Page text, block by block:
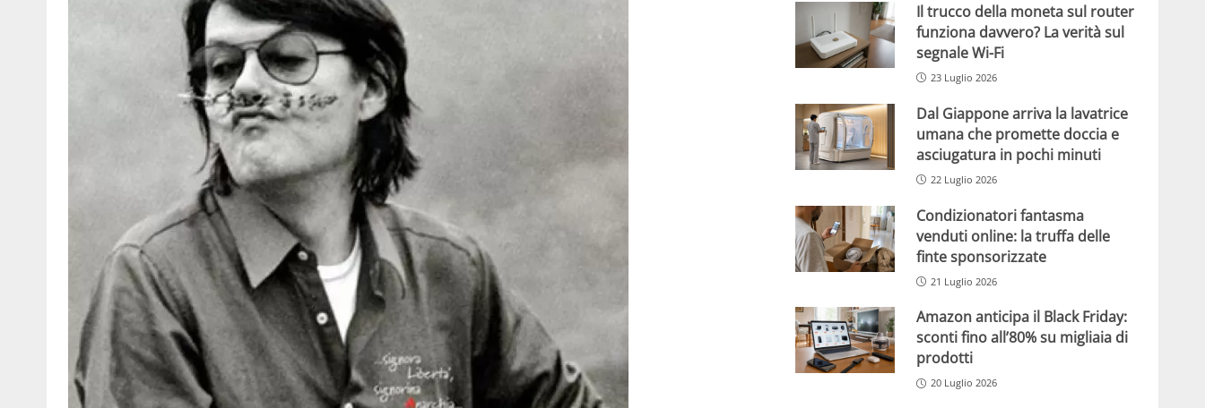
Il trucco della moneta sul router
funziona davvero? La verità sul
segnale Wi-Fi
23 Luglio 2026
Dal Giappone arriva la lavatrice
umana che promette doccia e
asciugatura in pochi minuti
22 Luglio 2026
Condizionatori fantasma
venduti online: la truffa delle
finte sponsorizzate
21 Luglio 2026
Amazon anticipa il Black Friday:
sconti fino all’80% su migliaia di
prodotti
20 Luglio 2026